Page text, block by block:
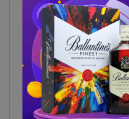
biến đổi màu sắc
Không để
lạnh. Điều này
và làm đục rượu;
Không để
chai. Thời gian
rượu sau khi mở